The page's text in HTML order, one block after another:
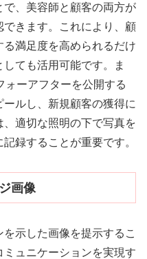
、美容師と顧客の両方が
きます。これにより、顧
満足度を高められるだけ
ても活用可能です。ま
ォーアフターを公開する
ルし、新規顧客の獲得に
適切な照明の下で写真を
録することが重要です。
画像
示した画像を提示するこ
ュニケーションを実現す